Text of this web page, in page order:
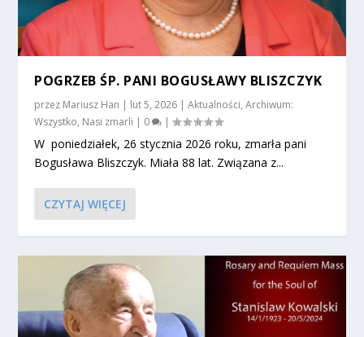
POGRZEB ŚP. PANI BOGUSŁAWY BLISZCZYK
przez Mariusz Han | lut 5, 2026 |Aktualności,Archiwum:
Wszystko, Nasi zmarli | 0 |
W poniedziałek, 26 stycznia 2026 roku, zmarła pani
Bogusława Bliszczyk. Miała 88 lat. Związana z...
CZYTAJ WIĘCEJ